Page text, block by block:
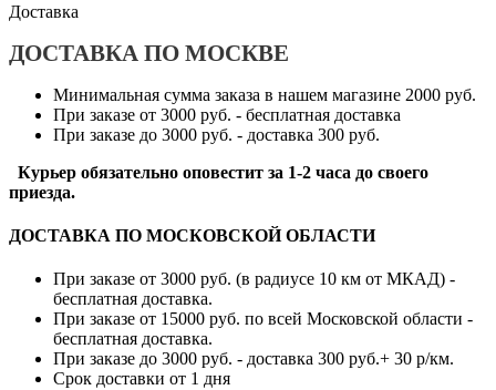
Доставка
ДОСТАВКА ПО МОСКВЕ
Минимальная сумма заказа в нашем магазине 2000 руб.
При заказе от 3000 руб. - бесплатная доставка
При заказе до 3000 руб. - доставка 300 руб.
Курьер обязательно оповестит за 1-2 часа до своего
приезда.
ДОСТАВКА ПО МОСКОВСКОЙ ОБЛАСТИ
При заказе от 3000 руб. (в радиусе 10 км от МКАД) -
бесплатная доставка.
При заказе от 15000 руб. по всей Московской области -
бесплатная доставка.
При заказе до 3000 руб. - доставка 300 руб.+ 30 р/км.
Срок доставки от 1 дня